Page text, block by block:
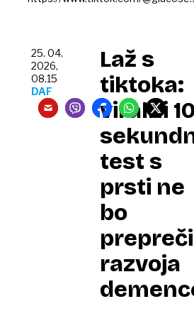
Laž s
tiktoka:
viralni
test s
prsti ne
bo
razvoja
25. 04.
2026,
08.15
DAF